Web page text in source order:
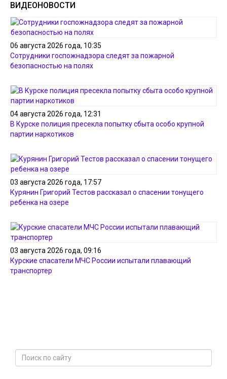
ВИДЕОНОВОСТИ
06 августа 2026 года, 10:35
Сотрудники госпожнадзора следят за пожарной
безопасностью на полях
04 августа 2026 года, 12:31
В Курске полиция пресекла попытку сбыта особо крупной
партии наркотиков
03 августа 2026 года, 17:57
Курянин Григорий Тестов рассказал о спасении тонущего
ребенка на озере
03 августа 2026 года, 09:16
Курские спасатели МЧС России испытали плавающий
транспортер